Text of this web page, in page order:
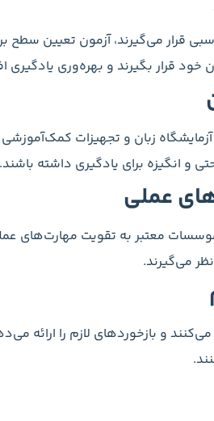
قرار می‌گیرند، آزمون تعیین
قرار بگیرند و بهره‌وری یادگیری
زبان و تجهیزات
و انگیزه برای یادگیری داشته باشند.
عملی
موسسات معتبر به تقویت مهارت‌های
می‌گیرند.
و بازخوردهای لازم را ارائه